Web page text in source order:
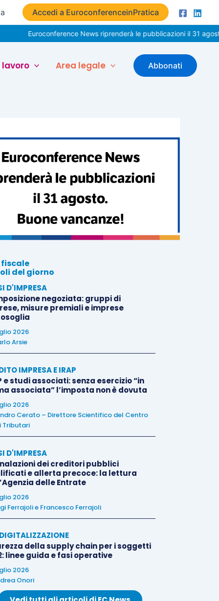
Accedi a EuroconferenceinPratica
News riprenderà le pubblicazioni il 31 agosto. Buone
lavoro Area legale Abbonati
del giorno
D'IMPRESA
negoziata: gruppi di
misure premiali e imprese
2026
Arsie
IMPRESA E IRAP
e studi associati: senza esercizio “in
associata” l’imposta non è dovuta
2026
Cerato – Direttore Scientifico del Centro
Tributari
D'IMPRESA
dei creditori pubblici
e allerta precoce: la lettura
delle Entrate
2026
Ferrajolie Francesco Ferrajoli
della supply chain per i soggetti
linee guida e fasi operative
2026
Onori